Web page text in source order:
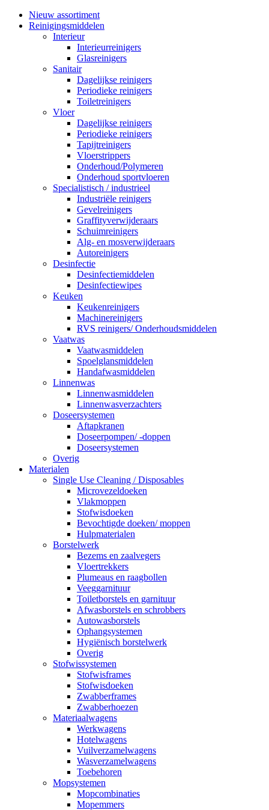
Nieuw assortiment
Reinigingsmiddelen
Interieur
Interieurreinigers
Glasreinigers
Sanitair
Dagelijkse reinigers
Periodieke reinigers
Toiletreinigers
Vloer
Dagelijkse reinigers
Periodieke reinigers
Tapijtreinigers
Vloerstrippers
Onderhoud/Polymeren
Onderhoud sportvloeren
Specialistisch / industrieel
Industriële reinigers
Gevelreinigers
Graffityverwijderaars
Schuimreinigers
Alg- en mosverwijderaars
Autoreinigers
Desinfectie
Desinfectiemiddelen
Desinfectiewipes
Keuken
Keukenreinigers
Machinereinigers
RVS reinigers/ Onderhoudsmiddelen
Vaatwas
Vaatwasmiddelen
Spoelglansmiddelen
Handafwasmiddelen
Linnenwas
Linnenwasmiddelen
Linnenwasverzachters
Doseersystemen
Aftapkranen
Doseerpompen/ -doppen
Doseersystemen
Overig
Materialen
Single Use Cleaning / Disposables
Microvezeldoeken
Vlakmoppen
Stofwisdoeken
Bevochtigde doeken/ moppen
Hulpmaterialen
Borstelwerk
Bezems en zaalvegers
Vloertrekkers
Plumeaus en raagbollen
Veeggarnituur
Toiletborstels en garnituur
Afwasborstels en schrobbers
Autowasborstels
Ophangsystemen
Hygiënisch borstelwerk
Overig
Stofwissystemen
Stofwisframes
Stofwisdoeken
Zwabberframes
Zwabberhoezen
Materiaalwagens
Werkwagens
Hotelwagens
Vuilverzamelwagens
Wasverzamelwagens
Toebehoren
Mopsystemen
Mopcombinaties
Mopemmers